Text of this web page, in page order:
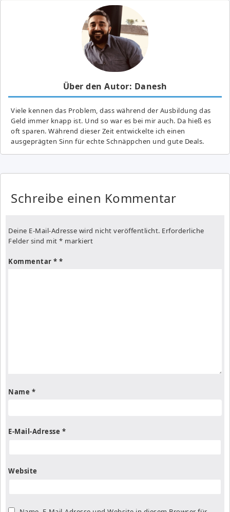
Über den Autor: Danesh
Viele kennen das Problem, dass während der Ausbildung das
Geld immer knapp ist. Und so war es bei mir auch. Da hieß es
oft sparen. Während dieser Zeit entwickelte ich einen
ausgeprägten Sinn für echte Schnäppchen und gute Deals.
Schreibe einen Kommentar
Deine E-Mail-Adresse wird nicht veröffentlicht. Erforderliche
Felder sind mit * markiert
Kommentar *
Name *
E-Mail-Adresse *
Website